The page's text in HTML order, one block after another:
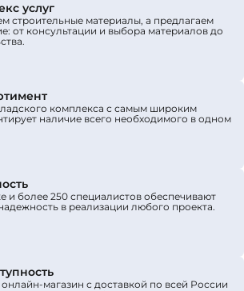
услуг
строительные материалы, а предлагаем
от консультации и выбора материалов до
комплекса с самым широким
наличие всего необходимого в одном
и более 250 специалистов обеспечивают
в реализации любого проекта.
онлайн-магазин с доставкой по всей России